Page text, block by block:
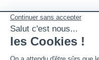
SUIVEZ GERANT DE SARL